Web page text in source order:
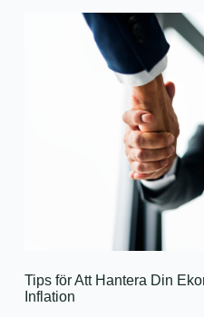
Tips för Att Hantera Din
Inflation